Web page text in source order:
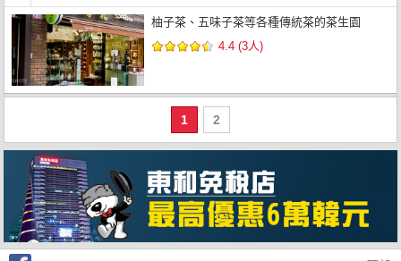
柚子茶、五味子茶等各種傳統茶的茶生園
4.4 (3人)
1 2